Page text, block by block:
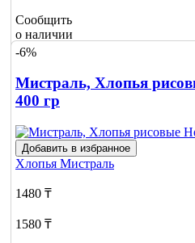
Сообщить
о наличии
-6%
Мистраль, Хлопья
400 гр
Добавить в избранное
Хлопья Мистраль
1480 ₸
1580 ₸